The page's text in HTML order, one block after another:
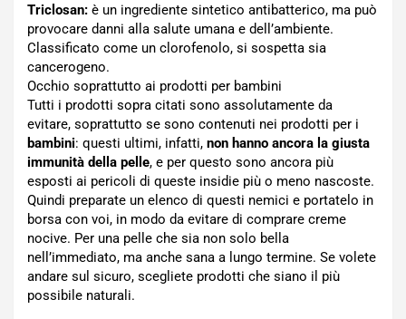
Triclosan: è un ingrediente sintetico antibatterico, ma può
provocare danni alla salute umana e dell’ambiente.
Classificato come un clorofenolo, si sospetta sia
cancerogeno.
Occhio soprattutto ai prodotti per bambini
Tutti i prodotti sopra citati sono assolutamente da
evitare, soprattutto se sono contenuti nei prodotti per i
bambini: questi ultimi, infatti, non hanno ancora la giusta
immunità della pelle, e per questo sono ancora più
esposti ai pericoli di queste insidie più o meno nascoste.
Quindi preparate un elenco di questi nemici e portatelo in
borsa con voi, in modo da evitare di comprare creme
nocive. Per una pelle che sia non solo bella
nell’immediato, ma anche sana a lungo termine. Se volete
andare sul sicuro, scegliete prodotti che siano il più
possibile naturali.